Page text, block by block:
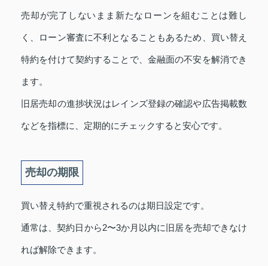
売却が完了しないまま新たなローンを組むことは難し
く、ローン審査に不利となることもあるため、買い替え
特約を付けて契約することで、金融面の不安を解消でき
ます。
旧居売却の進捗状況はレインズ登録の確認や広告掲載数
などを指標に、定期的にチェックすると安心です。
売却の期限
買い替え特約で重視されるのは期日設定です。
通常は、契約日から2〜3か月以内に旧居を売却できなけ
れば解除できます。